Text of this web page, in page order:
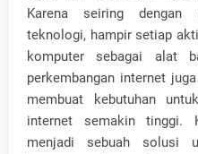
Karena seiring dengan
teknologi, hampir setiap
komputer sebagai alat
perkembangan internet
membuat kebutuhan
internet semakin tinggi.
menjadi sebuah solusi